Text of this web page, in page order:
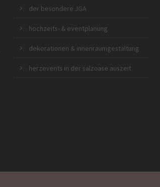
der besondere JGA
hochzeits- & eventplanung
dekorationen & innenraumgestaltung
herzevents in der salzoase auszeit